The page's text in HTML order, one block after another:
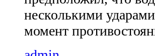
несколькими
момент